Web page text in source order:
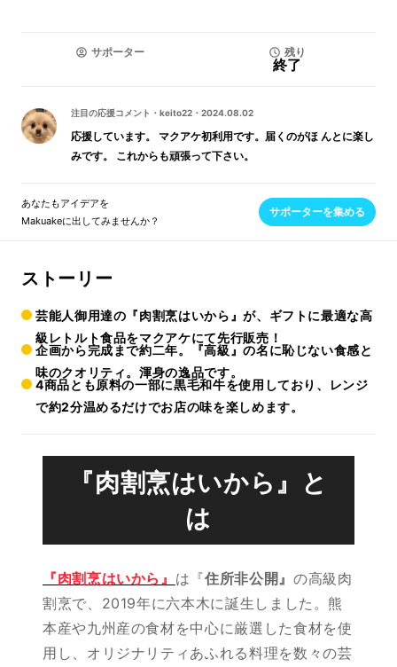
サポーター 残り
終了
注目の応援コメント ・ keito22 ・ 2024.08.02
応援しています。 マクアケ初利用です。届くのがほ んとに楽し
みです。 これからも頑張って下さい。
あなたもアイデアを
Makuakeに出してみませんか？
サポーターを集める
ストーリー
芸能人御用達の『肉割烹はいから』が、ギフトに最適な高
級レトルト食品をマクアケにて先行販売！
企画から完成まで約二年。『高級』の名に恥じない食感と
味のクオリティ。渾身の逸品です。
4商品とも原料の一部に黒毛和牛を使用しており、レンジ
で約2分温めるだけでお店の味を楽しめます。
『肉割烹はいから』と
は
『肉割烹はいから』 は『住所非公開』 の高級肉
割烹で、2019年に六本木に誕生しました。熊
本産や九州産の食材を中心に厳選した食材を使
用し、オリジナリティあふれる料理を数々の芸